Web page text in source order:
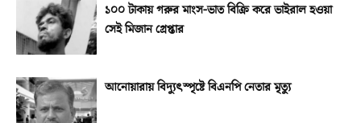
১০০ টাকায় গরুর মাংস-ভাত বিক্রি করে ভাইরাল হওয়া
সেই মিজান গ্রেপ্তার
আনোয়ারায় বিদ্যুৎস্পৃষ্টে বিএনপি নেতার মৃত্যু